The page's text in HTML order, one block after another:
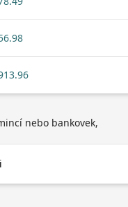
nebo bankovek,